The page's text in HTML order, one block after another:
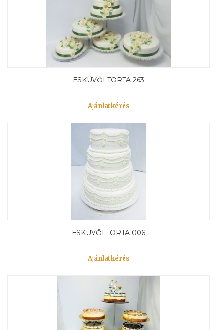
ESKÜVŐI TORTA 263
Ajánlatkérés
ESKÜVŐI TORTA 006
Ajánlatkérés